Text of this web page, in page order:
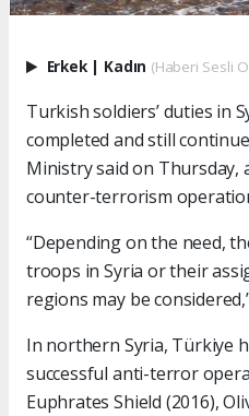
Erkek | Kadın (Haberi Sesli
Turkish soldiers’ duties in
completed and still
Ministry said on Thursday,
counter-terrorism
“Depending on the need,
troops in Syria or their
regions may be
In northern Syria, Türkiye
successful anti-terror
Euphrates Shield (2016),